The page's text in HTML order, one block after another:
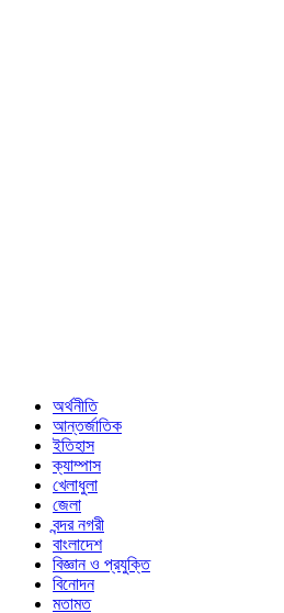
অর্থনীতি
আন্তর্জাতিক
ইতিহাস
ক্যাম্পাস
খেলাধুলা
জেলা
বন্দর নগরী
বাংলাদেশ
বিজ্ঞান ও প্রযুক্তি
বিনোদন
মতামত